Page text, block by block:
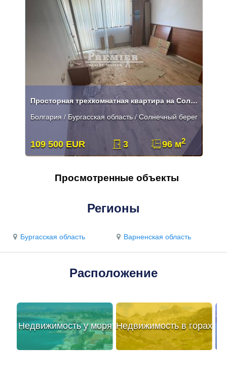
Просторная трехкомнатная квартира на Солнечном берегу
Болгария / Бургасская область / Солнечный берег
109 500 EUR 3 96 м2
Просмотренные объекты
Регионы
Бургасская область Варненская область
Расположение
Недвижимость у моря Недвижимость в горах